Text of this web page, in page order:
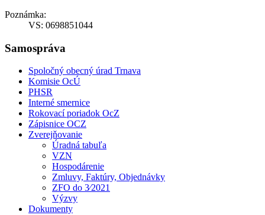
Poznámka:
VS: 0698851044
Samospráva
Spoločný obecný úrad Trnava
Komisie OcÚ
PHSR
Interné smernice
Rokovací poriadok OcZ
Zápisnice OCZ
Zverejňovanie
Úradná tabuľa
VZN
Hospodárenie
Zmluvy, Faktúry, Objednávky
ZFO do 3⁄2021
Výzvy
Dokumenty